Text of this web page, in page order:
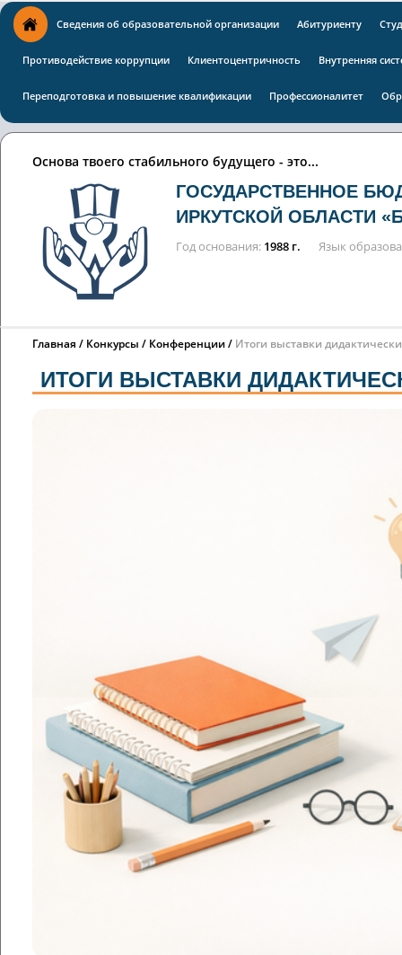
Сведения об образовательной организации Абитуриенту
Противодействие коррупции Клиентоцентричность Внутренняя
Переподготовка и повышение квалификации Профессионалитет
Основа твоего стабильного будущего - это...
ГОСУДАРСТВЕННОЕ
ИРКУТСКОЙ ОБЛАСТИ
Год основания 1988 г. Язык
Главная Конкурсы / Конференции Итоги выставки
ИТОГИ ВЫСТАВКИ